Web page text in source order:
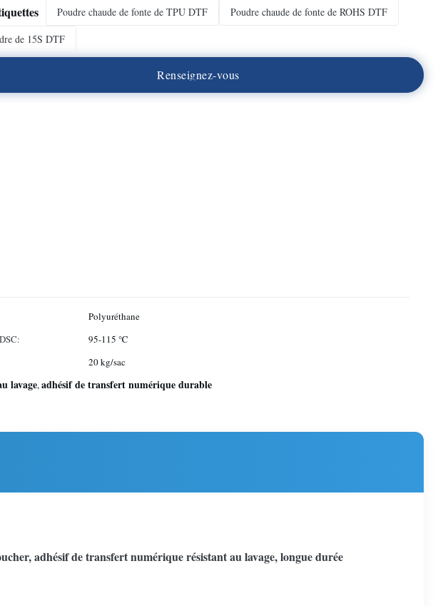
Poudre chaude de fonte de TPU DTF
Poudre chaude de fonte de ROHS DTF
de 15S DTF
Renseignez-vous
Polyuréthane
95-115 ℃
20 kg/sac
lavage,adhésif de transfert numérique durable
adhésif de transfert numérique résistant au lavage, longue durée